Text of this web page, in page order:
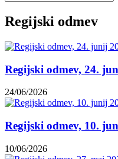
Regijski odmev
Regijski odmev, 24.
24/06/2026
Regijski odmev, 10.
10/06/2026